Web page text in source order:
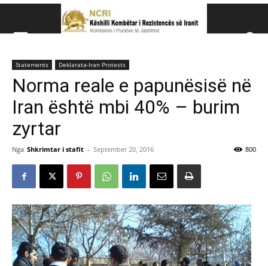
Këshillit Kombëtar të Rezistencës së Iranit (NCRI)
Statements Deklarata-Iran Protests
Norma reale e papunësisë në
Iran është mbi 40% – burim
zyrtar
Nga Shkrimtar i stafit - September 20, 2016 800